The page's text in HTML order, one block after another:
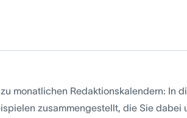
monatlichen Redaktionskalendern: In
zusammengestellt, die Sie dabei